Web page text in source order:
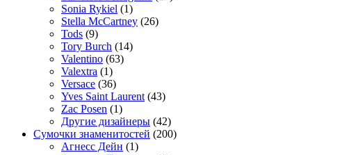
Sonia Rykiel (1)
Stella McCartney (26)
Tods (9)
Tory Burch (14)
Valentino (63)
Valextra (1)
Versace (36)
Yves Saint Laurent (43)
Zac Posen (1)
Другие дизайнеры (42)
Сумочки знаменитостей (200)
Агнесс Дейн (1)